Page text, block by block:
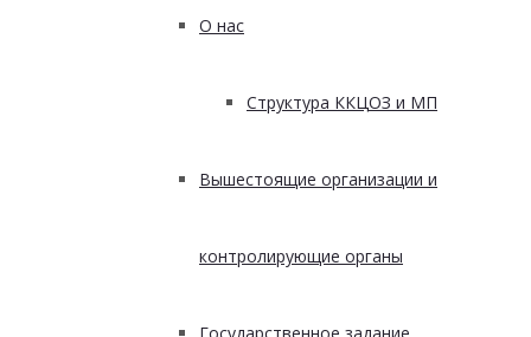
О нас
Структура ККЦОЗ и МП
Вышестоящие организации и
контролирующие органы